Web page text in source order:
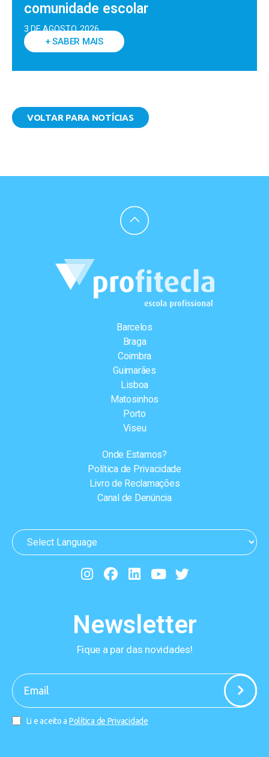
comunidade escolar
3 DE AGOSTO, 2026
+ SABER MAIS
VOLTAR PARA NOTÍCIAS
Barcelos
Braga
Coimbra
Guimarães
Lisboa
Matosinhos
Porto
Viseu
Onde Estamos?
Política de Privacidade
Livro de Reclamações
Canal de Denúncia
Newsletter
Fique a par das novidades!
Li e aceito a Política de Privacidade
-